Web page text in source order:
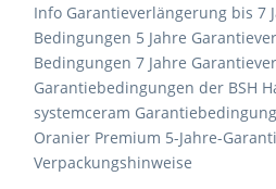
Info Garantieverlängerung bis 7
Bedingungen 5 Jahre
Bedingungen 7 Jahre
Garantiebedingungen der BSH
systemceram
Oranier Premium 5-Jahre-
Verpackungshinweise